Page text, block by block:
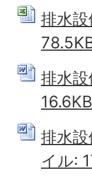
排水
排水
排水
イル: